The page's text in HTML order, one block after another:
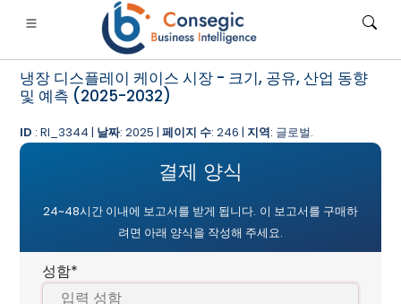
• 에너지 및 전력
• 사례 연구
냉장 디스플레이 케이스 시장 - 크기, 공유, 산업 동향
및 예측 (2025-2032)
ID : RI_3344 | 날짜: 2025 |페이지 수: 246 |지역: 글로벌.
결제 양식
24~48시간 이내에 보고서를 받게 됩니다. 이 보고서를 구매하
려면 아래 양식을 작성해 주세요.
성함*